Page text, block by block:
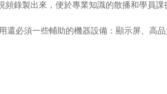
錄製出來，便於專業知識的散播和學員課
還必須一些輔助的機器設備：顯示屏、高